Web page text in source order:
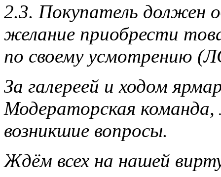
2.3. Покупатель должен
желание приобрести
по своему усмотрению
За галереей и ходом
Модераторская
возникшие вопросы.
Ждём всех на нашей